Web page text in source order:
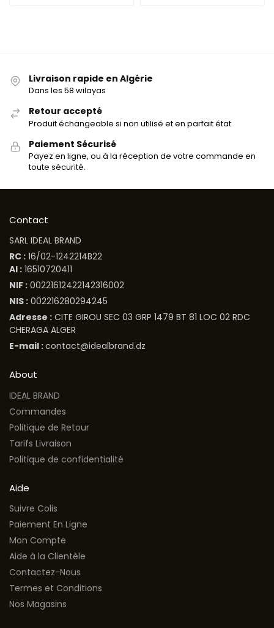
Livraison rapide en Algérie
Dans les 58 wilayas
Retour accepté
Produit échangeable si non utilisé et en parfait état
Paiement Sécurisé
Payez en ligne, ou à la réception de votre commande en
toute sécurité.
Contact
SARL IDEAL BRAND
RC : 16/02-1242214B22
AI : 16510720411
NIF : 00221612422142316002
NIS : 002216280294245
Adresse : CITE GIROU SEC 03 GRP 1479 BT 81 LOC 02 RDC
CHERAGA ALGER
E-mail :contact@idealbrand.dz
About
IDEAL BRAND
Commandes
Politique de Retour
Tarifs Livraison
Politique de confidentialité
Aide
Suivre Colis
Paiement En Ligne
Mon Compte
Aide à la Clientèle
Contactez-Nous
Termes et Conditions
Nos Magasins